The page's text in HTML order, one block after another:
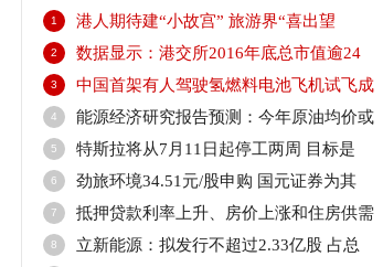
1 港人期待建“小故宫” 旅游界“喜出望
2
数据显示：港交所2016年底总市值逾24
万
3 中国首架有人驾驶氢燃料电池飞机试飞成
4 能源经济研究报告预测：今年原油均价或
5 特斯拉将从7月11日起停工两周 目标是
6 劲旅环境34.51元/股申购 国元证券为其
7 抵押贷款利率上升、房价上涨和住房供需
8 立新能源：拟发行不超过2.33亿股 占总